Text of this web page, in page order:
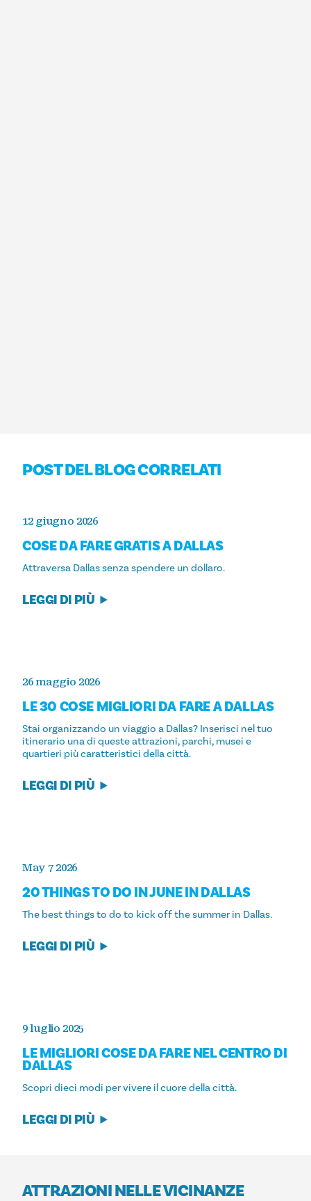
POST DEL BLOG CORRELATI
12 giugno 2026
COSE DA FARE GRATIS A DALLAS
Attraversa Dallas senza spendere un dollaro.
LEGGI DI PIÙ
26 maggio 2026
LE 30 COSE MIGLIORI DA FARE A DALLAS
Stai organizzando un viaggio a Dallas? Inserisci nel tuo
itinerario una di queste attrazioni, parchi, musei e
quartieri più caratteristici della città.
LEGGI DI PIÙ
May 7 2026
20 THINGS TO DO IN JUNE IN DALLAS
The best things to do to kick off the summer in Dallas.
LEGGI DI PIÙ
9 luglio 2025
LE MIGLIORI COSE DA FARE NEL CENTRO DI
DALLAS
Scopri dieci modi per vivere il cuore della città.
LEGGI DI PIÙ
ATTRAZIONI NELLE VICINANZE